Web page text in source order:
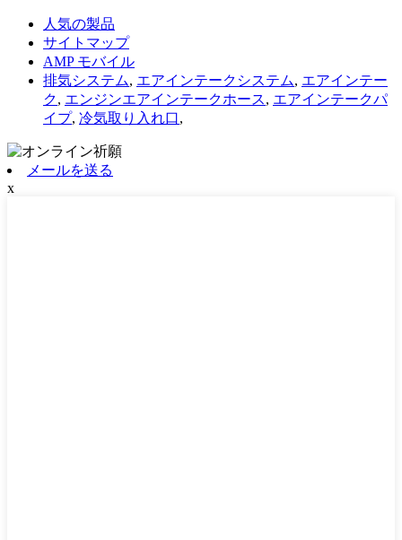
人気の製品
サイトマップ
AMP モバイル
排気システム, エアインテークシステム, エアインテー
ク, エンジンエアインテークホース, エアインテークパ
イプ, 冷気取り入れ口,
メールを送る
x